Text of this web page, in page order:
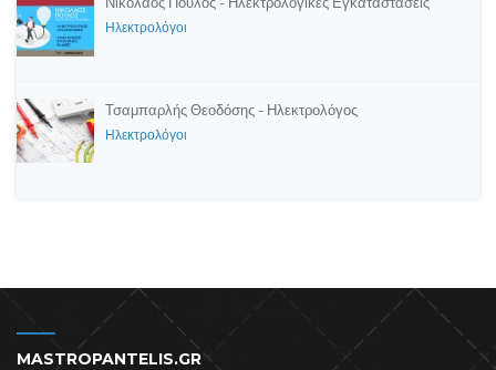
Ηλεκτρολόγοι
Τσαμπαρλής Θεοδόσης - Ηλεκτρολόγος
Ηλεκτρολόγοι
MASTROPANTELIS.GR